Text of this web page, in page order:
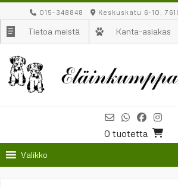
to
content
015-348848 Keskuskatu 6-10,
Tietoa meistä Kanta-asiakas
0 tuotetta
Valikko